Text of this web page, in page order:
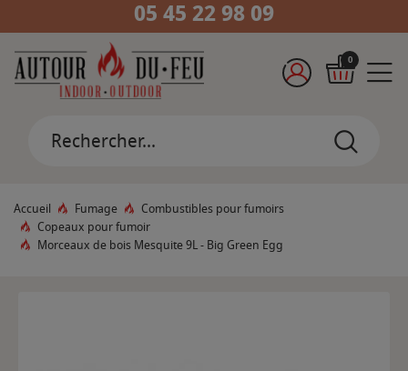
05 45 22 98 09
0
Accueil Fumage
Combustibles pour fumoirs
Copeaux pour fumoir
Morceaux de bois Mesquite 9L - Big Green Egg